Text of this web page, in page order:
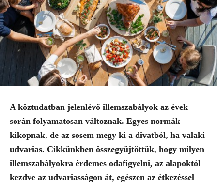
A köztudatban jelenlévő illemszabályok az évek
során folyamatosan változnak. Egyes normák
kikopnak, de az sosem megy ki a divatból, ha valaki
udvarias. Cikkünkben összegyűjtöttük, hogy milyen
illemszabályokra érdemes odafigyelni, az alapoktól
kezdve az udvariasságon át, egészen az étkezéssel